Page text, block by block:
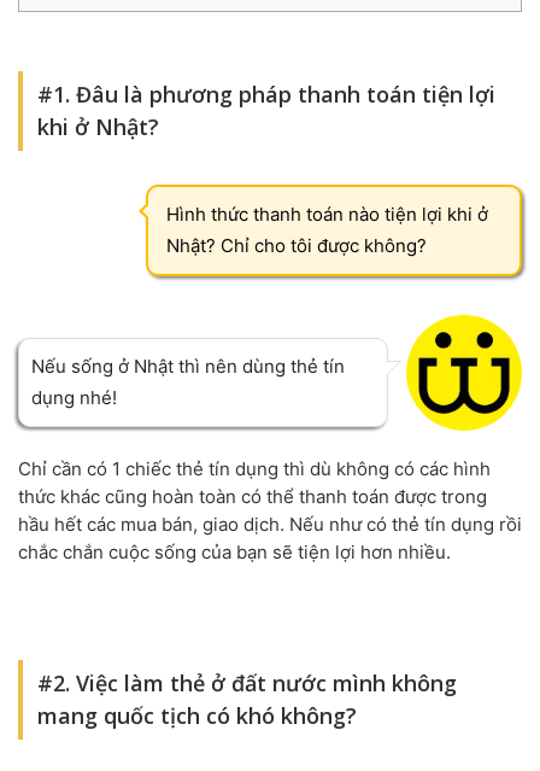
#1. Đâu là phương pháp thanh toán tiện lợi
khi ở Nhật?
Hình thức thanh toán nào tiện lợi khi ở
Nhật? Chỉ cho tôi được không?
Nếu sống ở Nhật thì nên dùng thẻ tín
dụng nhé!
Chỉ cần có 1 chiếc thẻ tín dụng thì dù không có các hình
thức khác cũng hoàn toàn có thể thanh toán được trong
hầu hết các mua bán, giao dịch. Nếu như có thẻ tín dụng rồi
chắc chắn cuộc sống của bạn sẽ tiện lợi hơn nhiều.
#2. Việc làm thẻ ở đất nước mình không
mang quốc tịch có khó không?